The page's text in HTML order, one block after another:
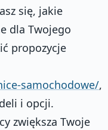
się, jakie
dla Twojego
propozycje
samochodowe/,
i opcji.
zwiększa Twoje